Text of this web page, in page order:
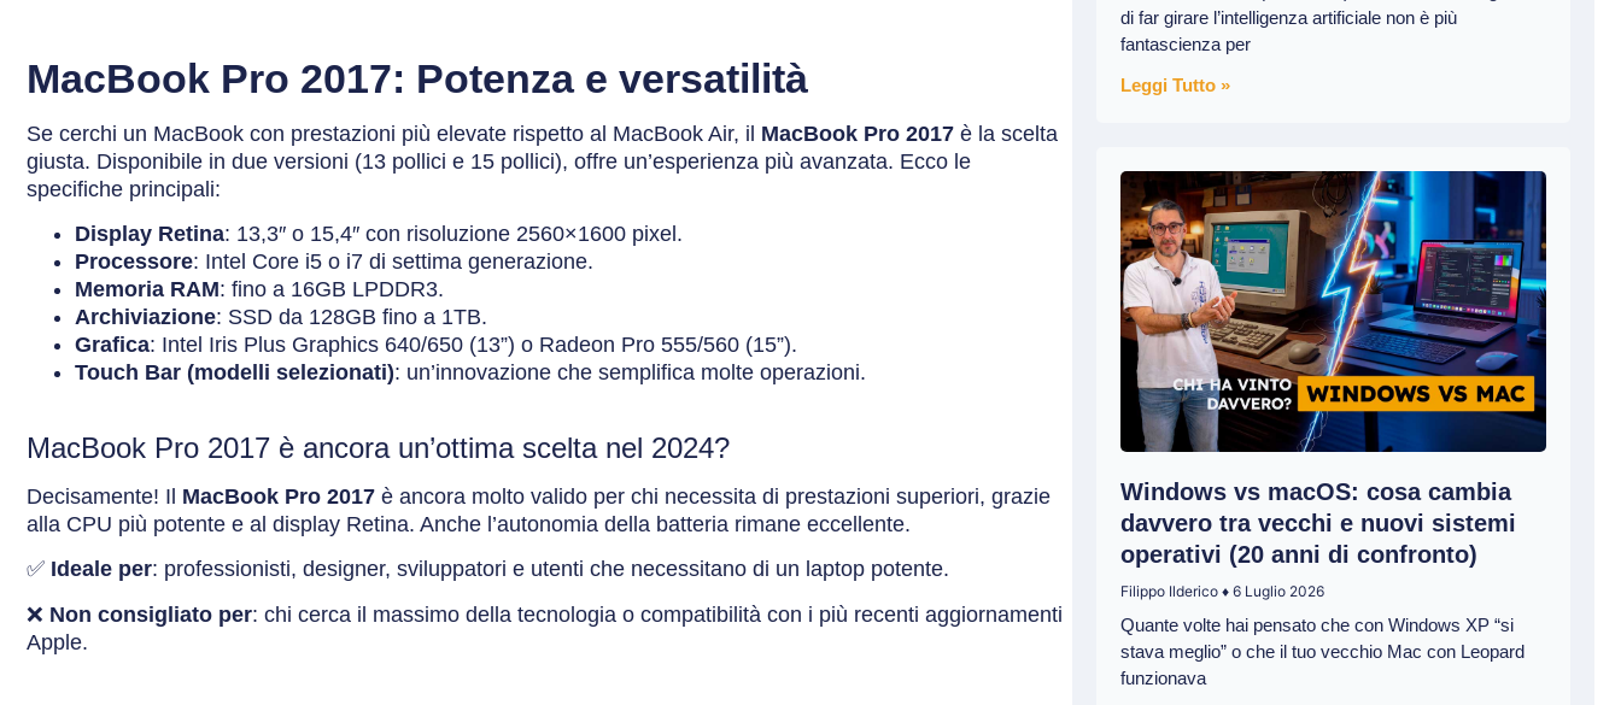
MacBook Pro 2017: Potenza e versatilità
Se cerchi un MacBook con prestazioni più elevate rispetto al MacBook Air, il MacBook Pro 2017 è la scelta
giusta. Disponibile in due versioni (13 pollici e 15 pollici), offre un’esperienza più avanzata. Ecco le
specifiche principali:
Display Retina: 13,3″ o 15,4″ con risoluzione 2560×1600 pixel.
Processore: Intel Core i5 o i7 di settima generazione.
Memoria RAM: fino a 16GB LPDDR3.
Archiviazione: SSD da 128GB fino a 1TB.
Grafica: Intel Iris Plus Graphics 640/650 (13”) o Radeon Pro 555/560 (15”).
Touch Bar (modelli selezionati): un’innovazione che semplifica molte operazioni.
MacBook Pro 2017 è ancora un’ottima scelta nel 2024?
Decisamente! Il MacBook Pro 2017 è ancora molto valido per chi necessita di prestazioni superiori, grazie
alla CPU più potente e al display Retina. Anche l’autonomia della batteria rimane eccellente.
✅ Ideale per: professionisti, designer, sviluppatori e utenti che necessitano di un laptop potente.
❌ Non consigliato per: chi cerca il massimo della tecnologia o compatibilità con i più recenti aggiornamenti
Apple.
di far girare l’intelligenza artificiale non è più
fantascienza per
Leggi Tutto »
Windows vs macOS: cosa cambia
davvero tra vecchi e nuovi sistemi
operativi (20 anni di confronto)
Filippo Ilderico 6 Luglio 2026
Quante volte hai pensato che con Windows XP “si
stava meglio” o che il tuo vecchio Mac con Leopard
funzionava